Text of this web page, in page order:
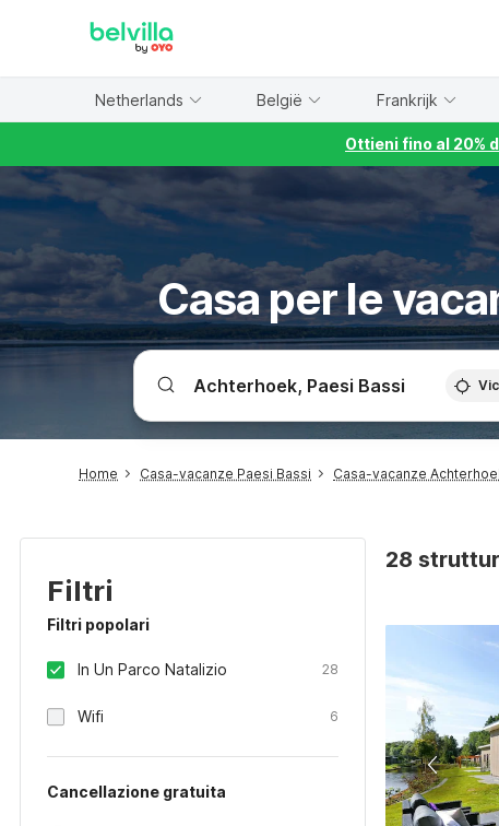
Netherlands België Frankrijk
Ottieni fino al 20%
Casa per le
Home Casa-vacanze Paesi Bassi Casa-vacanze
Filtri
Filtri popolari
In Un Parco Natalizio 28
Wifi 6
Cancellazione gratuita
28